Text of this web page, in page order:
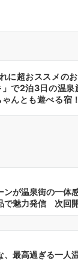
に超おススメの
」で2泊3日の温泉
んとも遊べる宿
ンが温泉街の一体
で魅力発信 次回
、最高過ぎる一人